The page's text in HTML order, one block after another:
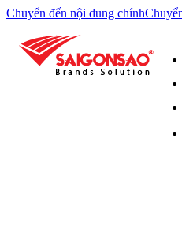
Chuyển đến nội dung chính